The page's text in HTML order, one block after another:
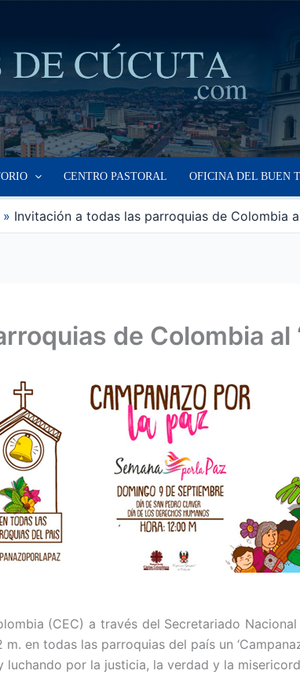
CENTRO PASTORAL OFICINA DEL BUEN
Invitación a todas las parroquias de Colombia
de Colombia al
(CEC) a través del Secretariado
en todas las parroquias del país un
por la justicia, la verdad y la